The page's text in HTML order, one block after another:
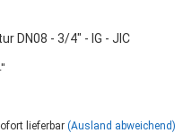
DN08 - 3/4" - IG - JIC
lieferbar (Ausland abweichend)